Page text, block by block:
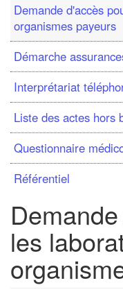
Demande d'accès
organismes payeurs
Démarche
Interprétariat
Liste des actes hors
Questionnaire
Référentiel
les